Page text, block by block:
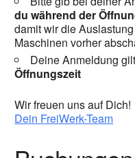
du während der
damit wir die
Maschinen vorher
Deine Anmeldung
Öffnungszeit
Wir freuen uns auf Dich!
Dein FreiWerk-Team